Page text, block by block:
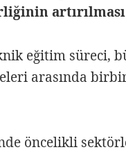
eğitim süreci,
arasında
öncelikli